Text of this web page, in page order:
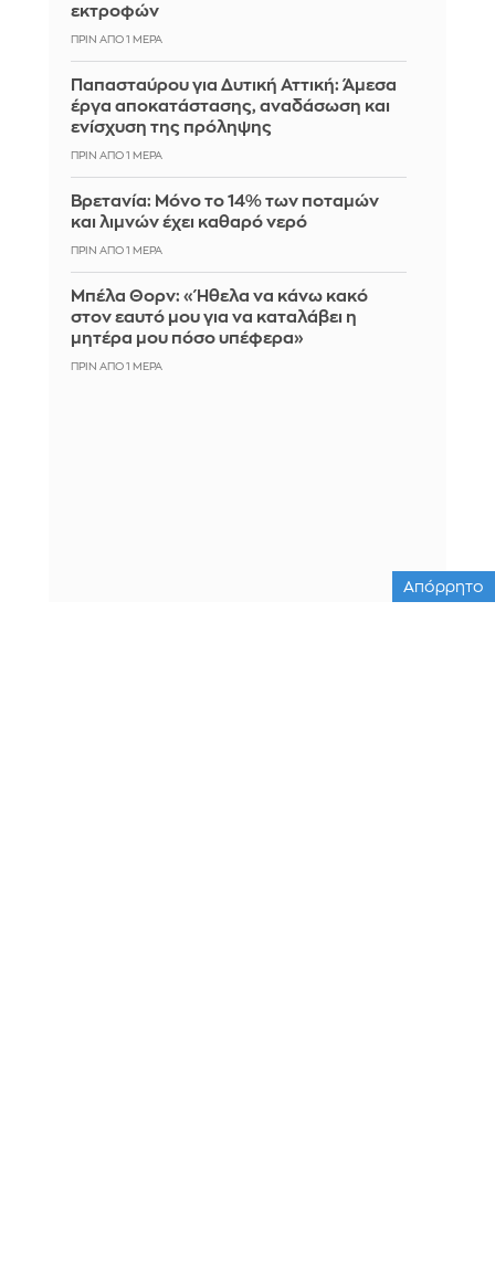
εκτροφών
ΠΡΙΝ ΑΠΌ 1 ΜΈΡΑ
Παπασταύρου για Δυτική Αττική: Άμεσα
έργα αποκατάστασης, αναδάσωση και
ενίσχυση της πρόληψης
ΠΡΙΝ ΑΠΌ 1 ΜΈΡΑ
Βρετανία: Μόνο το 14% των ποταμών
και λιμνών έχει καθαρό νερό
ΠΡΙΝ ΑΠΌ 1 ΜΈΡΑ
Μπέλα Θορν: «Ήθελα να κάνω κακό
στον εαυτό μου για να καταλάβει η
μητέρα μου πόσο υπέφερα»
ΠΡΙΝ ΑΠΌ 1 ΜΈΡΑ
Απόρρητο